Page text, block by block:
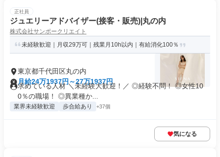
正社員
ジュエリーアドバイザー(接客・販売)|丸の内
株式会社サンポークリエイト
未経験歓迎｜月収29万可｜残業月10h以内｜有給消化100％
東京都千代田区丸の内
月給24万1937円～27万1937円
求めている人材 ＼未経験大歓迎！／ ◎経験不問！ ◎女性10
0％の職場！ ◎異業種か...
業界未経験歓迎 歩合給あり +37個
気になる